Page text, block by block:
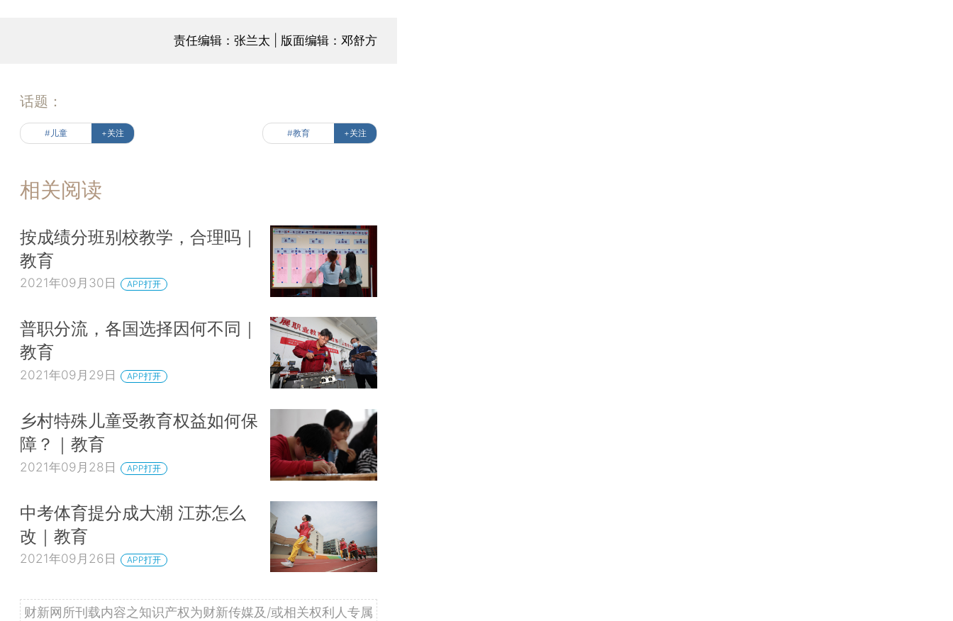
责任编辑：张兰太 | 版面编辑：邓舒方
话题：
#儿童 +关注 #教育 +关注
相关阅读
按成绩分班别校教学，合理吗｜
教育
2021年09月30日 APP打开
普职分流，各国选择因何不同｜
教育
2021年09月29日 APP打开
乡村特殊儿童受教育权益如何保
障？｜教育
2021年09月28日 APP打开
中考体育提分成大潮 江苏怎么
改｜教育
2021年09月26日 APP打开
财新网所刊载内容之知识产权为财新传媒及/或相关权利人专属